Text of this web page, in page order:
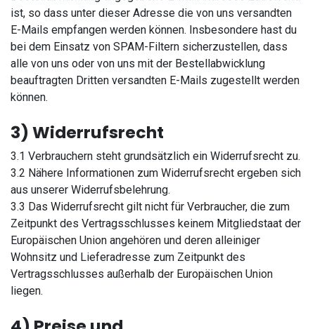
ist, so dass unter dieser Adresse die von uns versandten
E-Mails empfangen werden können. Insbesondere hast du
bei dem Einsatz von SPAM-Filtern sicherzustellen, dass
alle von uns oder von uns mit der Bestellabwicklung
beauftragten Dritten versandten E-Mails zugestellt werden
können.
3) Widerrufsrecht
3.1 Verbrauchern steht grundsätzlich ein Widerrufsrecht zu.
3.2 Nähere Informationen zum Widerrufsrecht ergeben sich
aus unserer Widerrufsbelehrung.
3.3 Das Widerrufsrecht gilt nicht für Verbraucher, die zum
Zeitpunkt des Vertragsschlusses keinem Mitgliedstaat der
Europäischen Union angehören und deren alleiniger
Wohnsitz und Lieferadresse zum Zeitpunkt des
Vertragsschlusses außerhalb der Europäischen Union
liegen.